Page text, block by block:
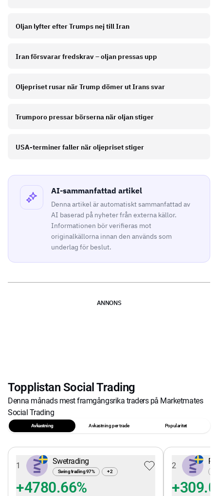
Oljan lyfter efter Trumps nej till Iran
Iran försvarar fredskrav – oljan pressas upp
Oljepriset rusar när Trump dömer ut Irans svar
Trumporo pressar börserna när oljan stiger
USA-terminer faller när oljepriset stiger
AI-sammanfattad artikel
Denna artikel är automatiskt sammanfattad av
AI baserad på nyheter från externa källor.
Informationen bör verifieras mot
originalkällorna innan den används som
underlag för beslut.
ANNONS
Topplistan Social Trading
Denna månads mest framgångsrika traders på Marketmates
Social Trading
Avkastning Avkastning per trade Popularitet
1 Swetrading
Swing trading97% +2
+4780.66%
2